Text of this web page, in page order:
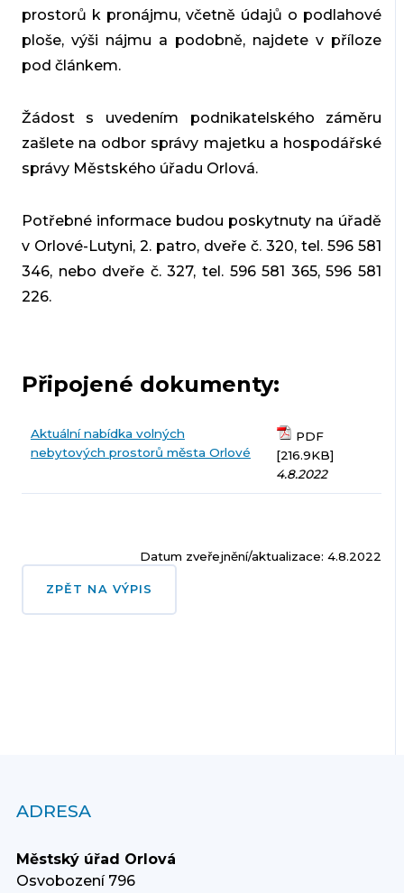
prostorů k pronájmu, včetně údajů o podlahové
ploše, výši nájmu a podobně, najdete v příloze
pod článkem.
Žádost s uvedením podnikatelského záměru
zašlete na odbor správy majetku a hospodářské
správy Městského úřadu Orlová.
Potřebné informace budou poskytnuty na úřadě
v Orlové-Lutyni, 2. patro, dveře č. 320, tel. 596 581
346, nebo dveře č. 327, tel. 596 581 365, 596 581
226.
Připojené dokumenty:
Aktuální nabídka volných
nebytových prostorů města Orlové
PDF
[216.9KB]
4.8.2022
Datum zveřejnění/aktualizace: 4.8.2022
ZPĚT NA VÝPIS
ADRESA
Městský úřad Orlová
Osvobození 796